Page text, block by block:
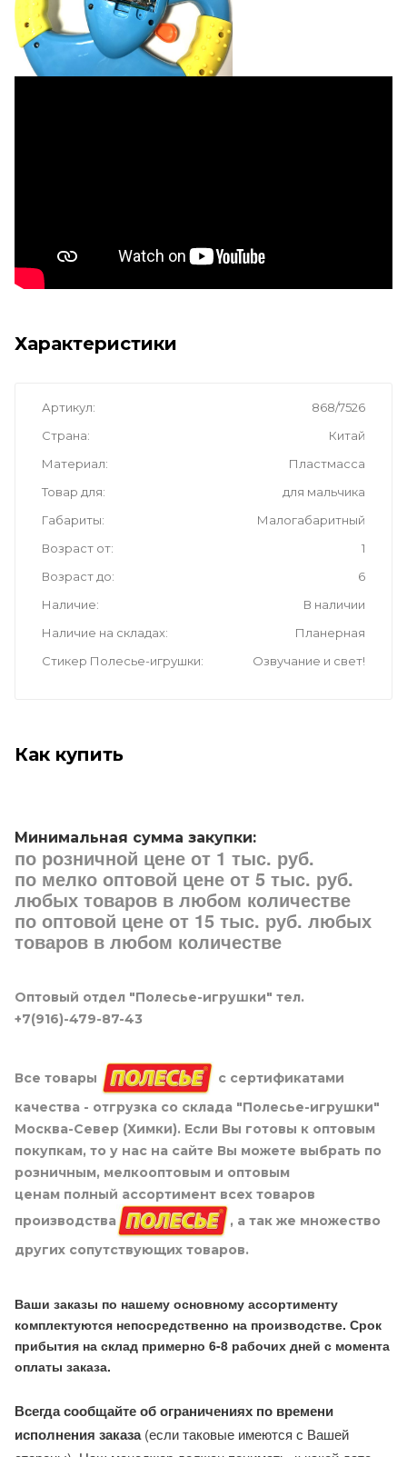
Характеристики
Артикул
868/7526
Страна
Китай
Материал
Пластмасса
Товар для
для мальчика
Габариты
Малогабаритный
Возраст от
1
Возраст до
6
Наличие
В наличии
Наличие на складах
Планерная
Стикер Полесье-игрушки
Озвучание и свет!
Как купить
Минимальная сумма закупки:
по розничной цене от 1 тыс. руб.
по мелко оптовой цене от 5 тыс. руб.
любых товаров в любом количестве
по оптовой цене от 15 тыс. руб. любых
товаров в любом количестве
Оптовый отдел "Полесье-игрушки" тел.
+7(916)-479-87-43
Все товары
с сертификатами
качества - отгрузка со склада "Полесье-игрушки"
Москва-Север (Химки). Если Вы готовы к оптовым
покупкам, то у нас на сайте Вы можете выбрать по
розничным, мелкооптовым и оптовым
ценам полный ассортимент всех товаров
производства
, а так же множество
других сопутствующих товаров.
Ваши заказы по нашему основному ассортименту
комплектуются непосредственно на производстве. Срок
прибытия на склад примерно 6-8 рабочих дней с момента
оплаты заказа.
Всегда сообщайте об ограничениях по времени
исполнения заказа(если таковые имеются с Вашей